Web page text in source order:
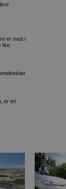
er med i
fire
er en